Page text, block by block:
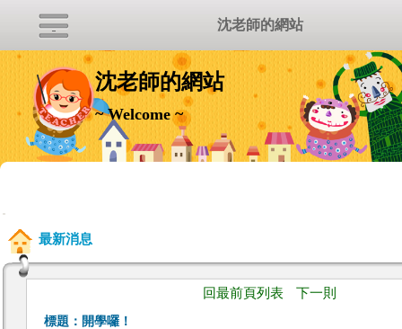
沈老師的網站
~ Welcome ~
:::
最新消息
回最前頁列表 下一則
標題： 開學囉！
沈老師的網站